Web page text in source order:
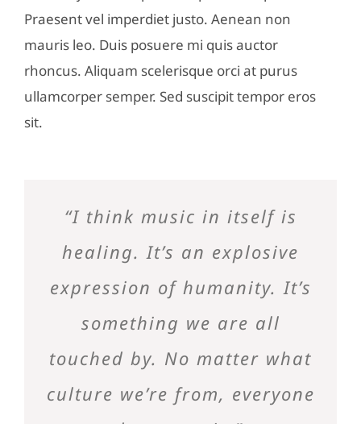
Praesent vel imperdiet justo. Aenean non
mauris leo. Duis posuere mi quis auctor
rhoncus. Aliquam scelerisque orci at purus
ullamcorper semper. Sed suscipit tempor eros
sit.
“I think music in itself is
healing. It’s an explosive
expression of humanity. It’s
something we are all
touched by. No matter what
culture we’re from, everyone